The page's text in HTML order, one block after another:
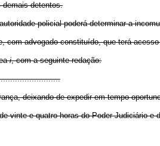
demais detentos.
policial poderá determinar a
com advogado constituído, que terá
i, com a seguinte redação:
deixando de expedir em tempo
vinte e quatro horas do Poder Judiciário